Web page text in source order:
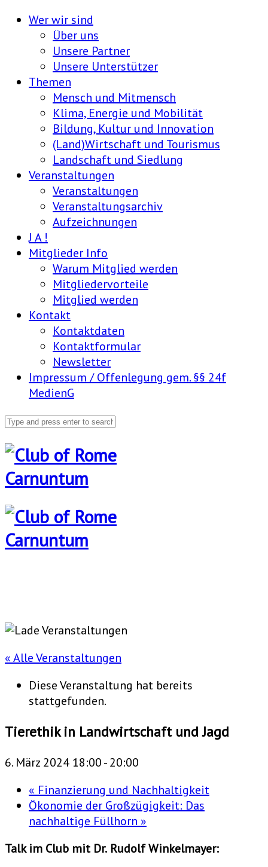
Wer wir sind
Über uns
Unsere Partner
Unsere Unterstützer
Themen
Mensch und Mitmensch
Klima, Energie und Mobilität
Bildung, Kultur und Innovation
(Land)Wirtschaft und Tourismus
Landschaft und Siedlung
Veranstaltungen
Veranstaltungen
Veranstaltungsarchiv
Aufzeichnungen
J A !
Mitglieder Info
Warum Mitglied werden
Mitgliedervorteile
Mitglied werden
Kontakt
Kontaktdaten
Kontaktformular
Newsletter
Impressum / Offenlegung gem. §§ 24f
MedienG
« Alle Veranstaltungen
Diese Veranstaltung hat bereits
stattgefunden.
Tierethik in Landwirtschaft und Jagd
6. März 2024 18:00-20:00
« Finanzierung und Nachhaltigkeit
Ökonomie der Großzügigkeit: Das
nachhaltige Füllhorn »
Talk im Club mit Dr. Rudolf Winkelmayer: